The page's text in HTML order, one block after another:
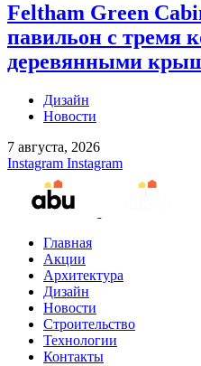
Feltham Green
павильон с тремя
деревянными
Дизайн
Новости
7 августа, 2026
Instagram Instagram
Главная
Акции
Архитектура
Дизайн
Новости
Строительство
Технологии
Контакты